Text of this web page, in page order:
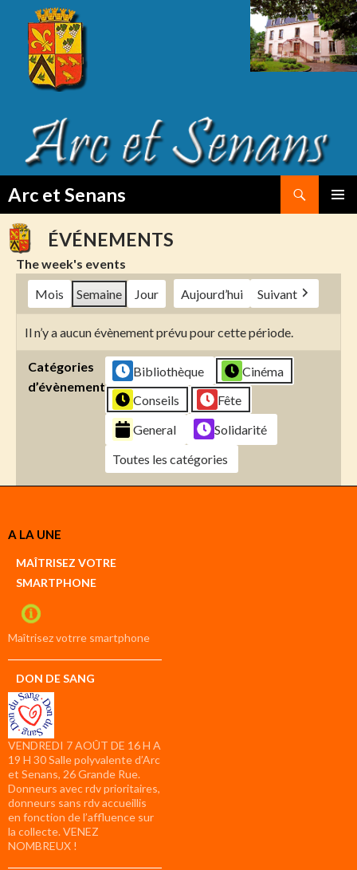
Arc et Senans
TO
CONTENTÉVÉNEMENTS
The week's events
Mois
Semaine Jour Aujourd’hui Suivant
Il n’y a aucun évènement prévu pour cette période.
Catégories
d’évènement
Bibliothèque
Cinéma
Conseils
Fête
General
Solidarité
Toutes les catégories
Créer
compte
compte
A LA UNE
MAÎTRISEZ VOTRE
SMARTPHONE
Maîtrisez votrre smartphone
DON DE SANG
VENDREDI 7 AOÛT DE 16 H A
19 H 30 Salle polyvalente d’Arc
et Senans, 26 Grande Rue.
Donneurs avec rdv prioritaires,
donneurs sans rdv accueillis
en fonction de l’affluence sur
la collecte. VENEZ
NOMBREUX !